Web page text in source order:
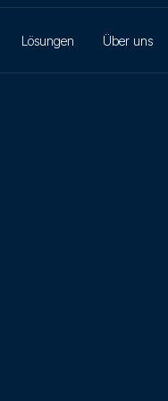
Lösungen Über uns